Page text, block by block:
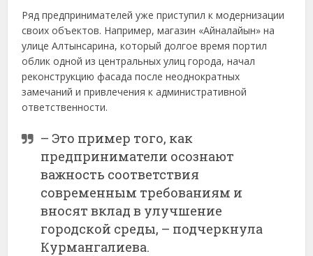
Ряд предпринимателей уже приступил к модернизации
своих объектов. Например, магазин «Айналайын» на
улице Алтынсарина, который долгое время портил
облик одной из центральных улиц города, начал
реконструкцию фасада после неоднократных
замечаний и привлечения к административной
ответственности.
– Это пример того, как
предприниматели осознают
важность соответствия
современным требованиям и
вносят вклад в улучшение
городской среды, – подчеркнула
Курмангалиева.